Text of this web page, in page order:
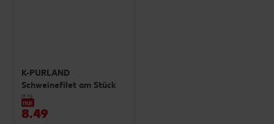
K-PURLAND
Schweinefilet am Stück
je kg
nur
8.49